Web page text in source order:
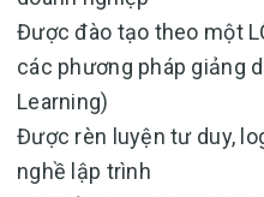
Được đào tạo theo một
các phương pháp giảng
Learning)
Được rèn luyện tư duy,
nghề lập trình